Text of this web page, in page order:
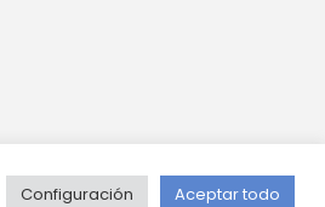
Configuración Aceptar todo